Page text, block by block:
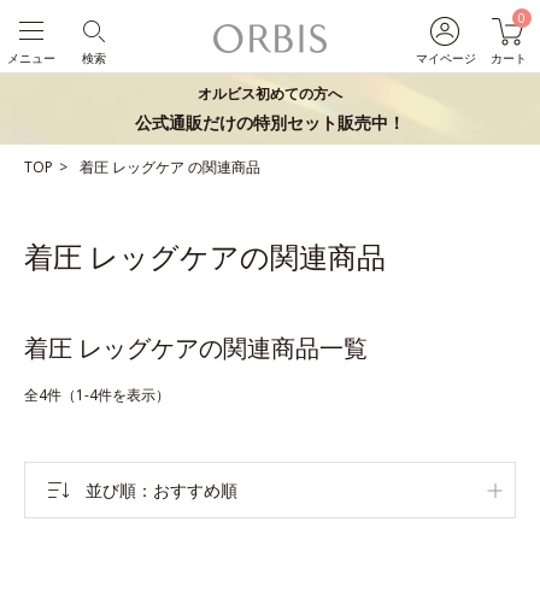
マイページ
0
カート
検索
メニュー
オルビス初めての方へ
公式通販だけの特別セット販売中！
TOP 着圧 レッグケア の関連商品
着圧 レッグケアの関連商品
着圧 レッグケアの関連商品一覧
全4件（1-4件を表示）
並び順 おすすめ順